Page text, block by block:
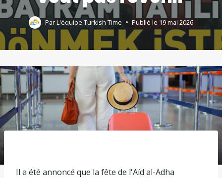
ParL'équipe Turkish Time Publié le 19 mai 2026
Il a été annoncé que la fête de l'Aïd al-Adha